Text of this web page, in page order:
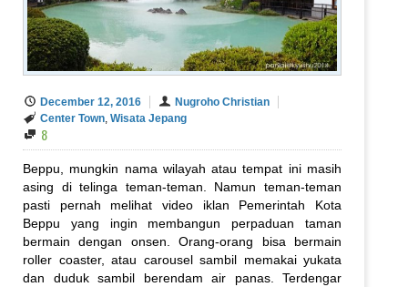
December 12, 2016
Nugroho Christian
Center Town Wisata Jepang
8
Beppu, mungkin nama wilayah atau tempat ini masih
asing di telinga teman-teman. Namun teman-teman
pasti pernah melihat video iklan Pemerintah Kota
Beppu yang ingin membangun perpaduan taman
bermain dengan onsen. Orang-orang bisa bermain
roller coaster, atau carousel sambil memakai yukata
dan duduk sambil berendam air panas. Terdengar